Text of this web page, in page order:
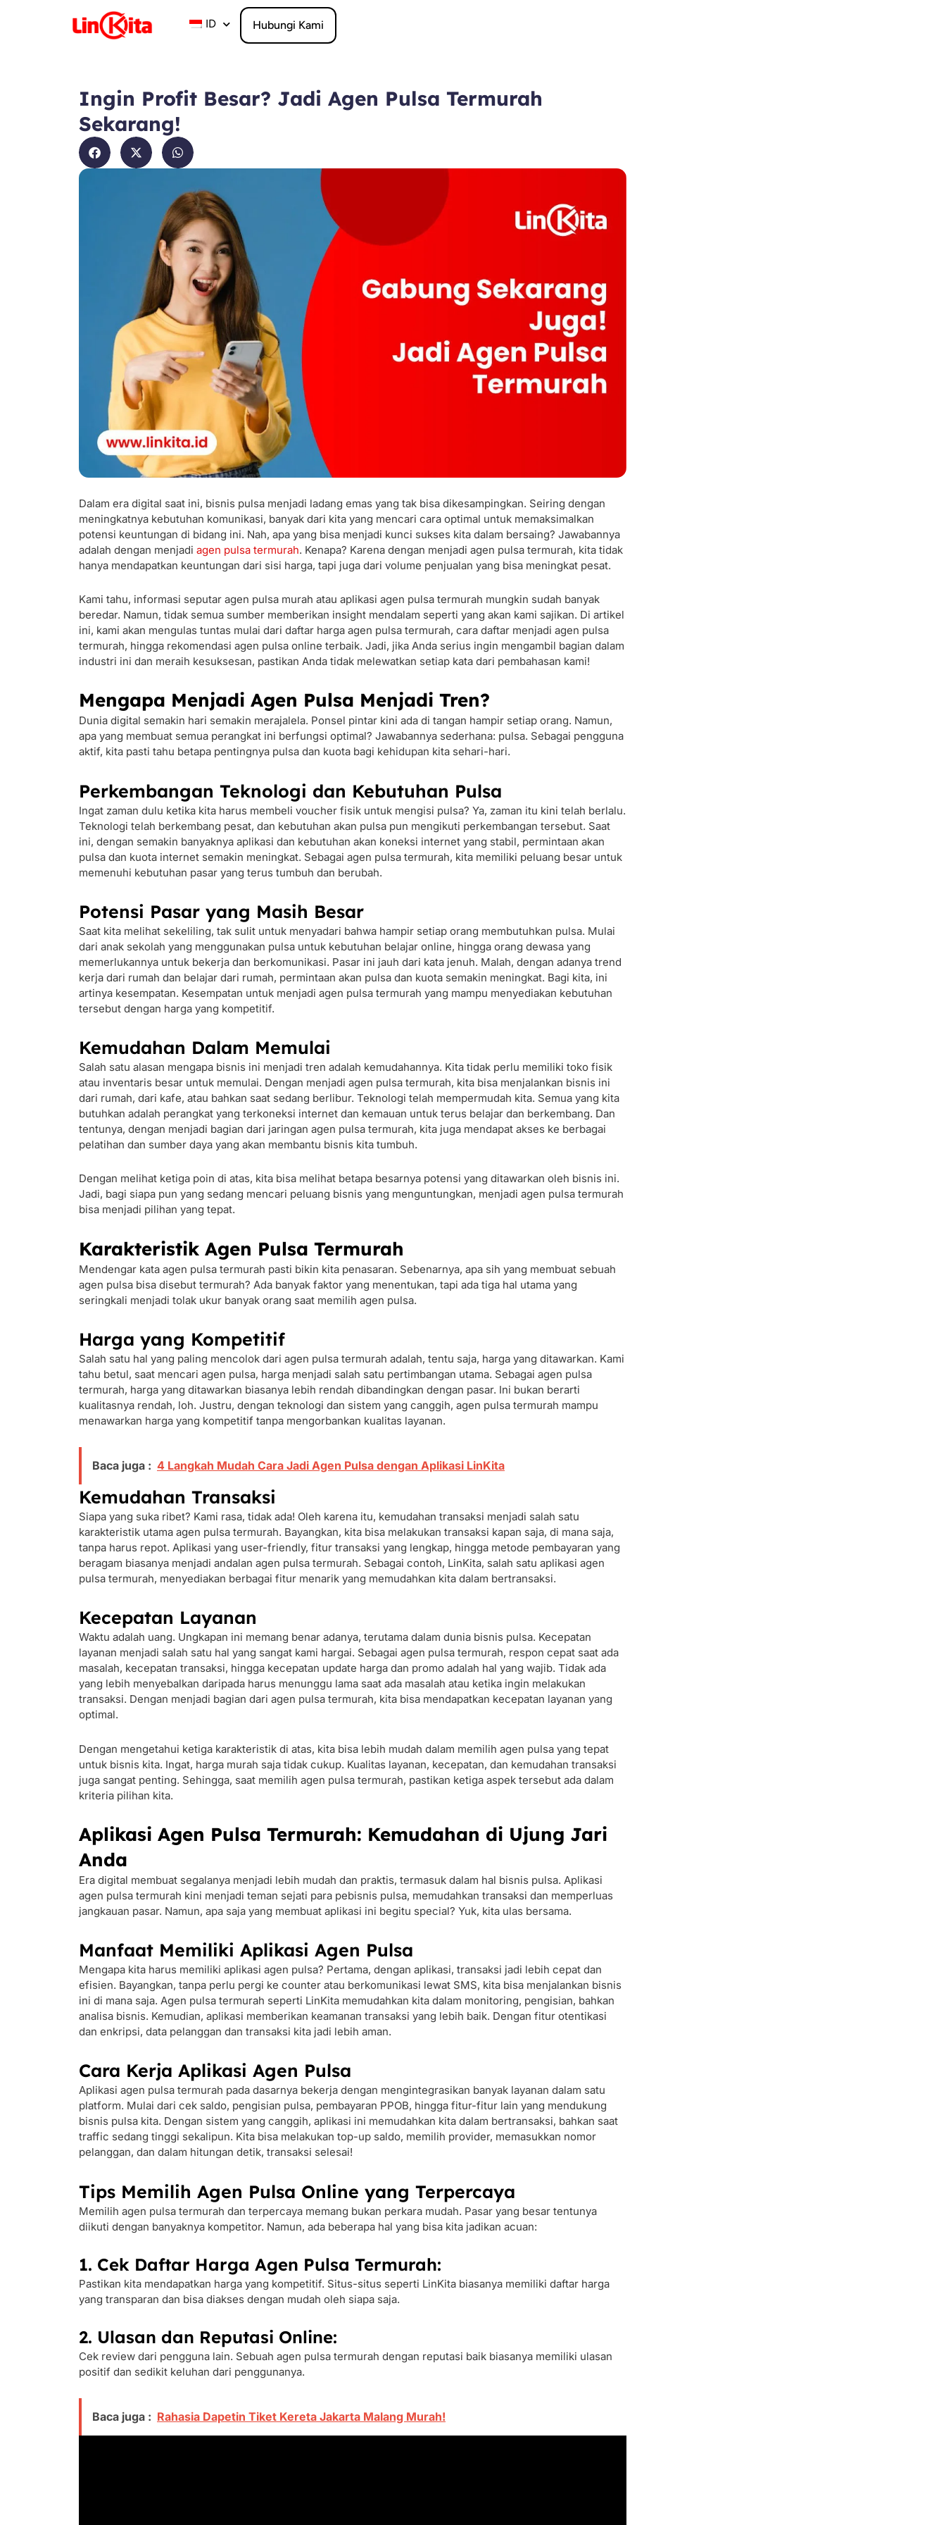
ID Hubungi Kami
Ingin Profit Besar? Jadi Agen Pulsa Termurah
Sekarang!
Dalam era digital saat ini, bisnis pulsa menjadi ladang emas yang tak bisa dikesampingkan. Seiring dengan
meningkatnya kebutuhan komunikasi, banyak dari kita yang mencari cara optimal untuk memaksimalkan
potensi keuntungan di bidang ini. Nah, apa yang bisa menjadi kunci sukses kita dalam bersaing? Jawabannya
adalah dengan menjadi agen pulsa termurah. Kenapa? Karena dengan menjadi agen pulsa termurah, kita tidak
hanya mendapatkan keuntungan dari sisi harga, tapi juga dari volume penjualan yang bisa meningkat pesat.
Kami tahu, informasi seputar agen pulsa murah atau aplikasi agen pulsa termurah mungkin sudah banyak
beredar. Namun, tidak semua sumber memberikan insight mendalam seperti yang akan kami sajikan. Di artikel
ini, kami akan mengulas tuntas mulai dari daftar harga agen pulsa termurah, cara daftar menjadi agen pulsa
termurah, hingga rekomendasi agen pulsa online terbaik. Jadi, jika Anda serius ingin mengambil bagian dalam
industri ini dan meraih kesuksesan, pastikan Anda tidak melewatkan setiap kata dari pembahasan kami!
Mengapa Menjadi Agen Pulsa Menjadi Tren?
Dunia digital semakin hari semakin merajalela. Ponsel pintar kini ada di tangan hampir setiap orang. Namun,
apa yang membuat semua perangkat ini berfungsi optimal? Jawabannya sederhana: pulsa. Sebagai pengguna
aktif, kita pasti tahu betapa pentingnya pulsa dan kuota bagi kehidupan kita sehari-hari.
Perkembangan Teknologi dan Kebutuhan Pulsa
Ingat zaman dulu ketika kita harus membeli voucher fisik untuk mengisi pulsa? Ya, zaman itu kini telah berlalu.
Teknologi telah berkembang pesat, dan kebutuhan akan pulsa pun mengikuti perkembangan tersebut. Saat
ini, dengan semakin banyaknya aplikasi dan kebutuhan akan koneksi internet yang stabil, permintaan akan
pulsa dan kuota internet semakin meningkat. Sebagai agen pulsa termurah, kita memiliki peluang besar untuk
memenuhi kebutuhan pasar yang terus tumbuh dan berubah.
Potensi Pasar yang Masih Besar
Saat kita melihat sekeliling, tak sulit untuk menyadari bahwa hampir setiap orang membutuhkan pulsa. Mulai
dari anak sekolah yang menggunakan pulsa untuk kebutuhan belajar online, hingga orang dewasa yang
memerlukannya untuk bekerja dan berkomunikasi. Pasar ini jauh dari kata jenuh. Malah, dengan adanya trend
kerja dari rumah dan belajar dari rumah, permintaan akan pulsa dan kuota semakin meningkat. Bagi kita, ini
artinya kesempatan. Kesempatan untuk menjadi agen pulsa termurah yang mampu menyediakan kebutuhan
tersebut dengan harga yang kompetitif.
Kemudahan Dalam Memulai
Salah satu alasan mengapa bisnis ini menjadi tren adalah kemudahannya. Kita tidak perlu memiliki toko fisik
atau inventaris besar untuk memulai. Dengan menjadi agen pulsa termurah, kita bisa menjalankan bisnis ini
dari rumah, dari kafe, atau bahkan saat sedang berlibur. Teknologi telah mempermudah kita. Semua yang kita
butuhkan adalah perangkat yang terkoneksi internet dan kemauan untuk terus belajar dan berkembang. Dan
tentunya, dengan menjadi bagian dari jaringan agen pulsa termurah, kita juga mendapat akses ke berbagai
pelatihan dan sumber daya yang akan membantu bisnis kita tumbuh.
Dengan melihat ketiga poin di atas, kita bisa melihat betapa besarnya potensi yang ditawarkan oleh bisnis ini.
Jadi, bagi siapa pun yang sedang mencari peluang bisnis yang menguntungkan, menjadi agen pulsa termurah
bisa menjadi pilihan yang tepat.
Karakteristik Agen Pulsa Termurah
Mendengar kata agen pulsa termurah pasti bikin kita penasaran. Sebenarnya, apa sih yang membuat sebuah
agen pulsa bisa disebut termurah? Ada banyak faktor yang menentukan, tapi ada tiga hal utama yang
seringkali menjadi tolak ukur banyak orang saat memilih agen pulsa.
Harga yang Kompetitif
Salah satu hal yang paling mencolok dari agen pulsa termurah adalah, tentu saja, harga yang ditawarkan. Kami
tahu betul, saat mencari agen pulsa, harga menjadi salah satu pertimbangan utama. Sebagai agen pulsa
termurah, harga yang ditawarkan biasanya lebih rendah dibandingkan dengan pasar. Ini bukan berarti
kualitasnya rendah, loh. Justru, dengan teknologi dan sistem yang canggih, agen pulsa termurah mampu
menawarkan harga yang kompetitif tanpa mengorbankan kualitas layanan.
Baca juga : 4 Langkah Mudah Cara Jadi Agen Pulsa dengan Aplikasi LinKita
Kemudahan Transaksi
Siapa yang suka ribet? Kami rasa, tidak ada! Oleh karena itu, kemudahan transaksi menjadi salah satu
karakteristik utama agen pulsa termurah. Bayangkan, kita bisa melakukan transaksi kapan saja, di mana saja,
tanpa harus repot. Aplikasi yang user-friendly, fitur transaksi yang lengkap, hingga metode pembayaran yang
beragam biasanya menjadi andalan agen pulsa termurah. Sebagai contoh, LinKita, salah satu aplikasi agen
pulsa termurah, menyediakan berbagai fitur menarik yang memudahkan kita dalam bertransaksi.
Kecepatan Layanan
Waktu adalah uang. Ungkapan ini memang benar adanya, terutama dalam dunia bisnis pulsa. Kecepatan
layanan menjadi salah satu hal yang sangat kami hargai. Sebagai agen pulsa termurah, respon cepat saat ada
masalah, kecepatan transaksi, hingga kecepatan update harga dan promo adalah hal yang wajib. Tidak ada
yang lebih menyebalkan daripada harus menunggu lama saat ada masalah atau ketika ingin melakukan
transaksi. Dengan menjadi bagian dari agen pulsa termurah, kita bisa mendapatkan kecepatan layanan yang
optimal.
Dengan mengetahui ketiga karakteristik di atas, kita bisa lebih mudah dalam memilih agen pulsa yang tepat
untuk bisnis kita. Ingat, harga murah saja tidak cukup. Kualitas layanan, kecepatan, dan kemudahan transaksi
juga sangat penting. Sehingga, saat memilih agen pulsa termurah, pastikan ketiga aspek tersebut ada dalam
kriteria pilihan kita.
Aplikasi Agen Pulsa Termurah: Kemudahan di Ujung Jari
Anda
Era digital membuat segalanya menjadi lebih mudah dan praktis, termasuk dalam hal bisnis pulsa. Aplikasi
agen pulsa termurah kini menjadi teman sejati para pebisnis pulsa, memudahkan transaksi dan memperluas
jangkauan pasar. Namun, apa saja yang membuat aplikasi ini begitu special? Yuk, kita ulas bersama.
Manfaat Memiliki Aplikasi Agen Pulsa
Mengapa kita harus memiliki aplikasi agen pulsa? Pertama, dengan aplikasi, transaksi jadi lebih cepat dan
efisien. Bayangkan, tanpa perlu pergi ke counter atau berkomunikasi lewat SMS, kita bisa menjalankan bisnis
ini di mana saja. Agen pulsa termurah seperti LinKita memudahkan kita dalam monitoring, pengisian, bahkan
analisa bisnis. Kemudian, aplikasi memberikan keamanan transaksi yang lebih baik. Dengan fitur otentikasi
dan enkripsi, data pelanggan dan transaksi kita jadi lebih aman.
Cara Kerja Aplikasi Agen Pulsa
Aplikasi agen pulsa termurah pada dasarnya bekerja dengan mengintegrasikan banyak layanan dalam satu
platform. Mulai dari cek saldo, pengisian pulsa, pembayaran PPOB, hingga fitur-fitur lain yang mendukung
bisnis pulsa kita. Dengan sistem yang canggih, aplikasi ini memudahkan kita dalam bertransaksi, bahkan saat
traffic sedang tinggi sekalipun. Kita bisa melakukan top-up saldo, memilih provider, memasukkan nomor
pelanggan, dan dalam hitungan detik, transaksi selesai!
Tips Memilih Agen Pulsa Online yang Terpercaya
Memilih agen pulsa termurah dan terpercaya memang bukan perkara mudah. Pasar yang besar tentunya
diikuti dengan banyaknya kompetitor. Namun, ada beberapa hal yang bisa kita jadikan acuan:
1. Cek Daftar Harga Agen Pulsa Termurah:
Pastikan kita mendapatkan harga yang kompetitif. Situs-situs seperti LinKita biasanya memiliki daftar harga
yang transparan dan bisa diakses dengan mudah oleh siapa saja.
2. Ulasan dan Reputasi Online:
Cek review dari pengguna lain. Sebuah agen pulsa termurah dengan reputasi baik biasanya memiliki ulasan
positif dan sedikit keluhan dari penggunanya.
Baca juga : Rahasia Dapetin Tiket Kereta Jakarta Malang Murah!